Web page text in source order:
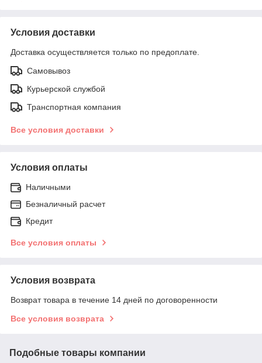
Условия доставки
Доставка осуществляется только по предоплате.
Самовывоз
Курьерской службой
Транспортная компания
Все условия доставки
Условия оплаты
Наличными
Безналичный расчет
Кредит
Все условия оплаты
Условия возврата
Возврат товара в течение 14 дней по договоренности
Все условия возврата
Подобные товары компании